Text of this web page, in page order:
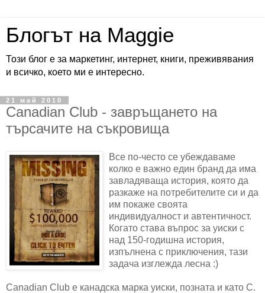
Блогът на Maggie
Този блог е за маркетинг, интернет, книги, преживявания
и всичко, което ми е интересно.
21 май 2010
Canadian Club - завръщането на
търсачите на съкровища
Все по-често се убеждаваме
колко е важно един бранд да има
завладяваща история, която да
разкаже на потребителите си и да
им покаже своята
индивидуалност и автентичност.
Когато става въпрос за уиски с
над 150-годишна история,
изпълнена с приключения, тази
задача изглежда лесна :)
Canadian Club е канадска марка уиски, позната и като C.